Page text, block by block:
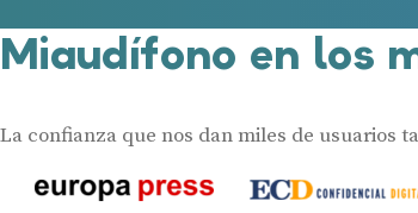
Miaudífono en los
La confianza que nos dan miles de usuarios